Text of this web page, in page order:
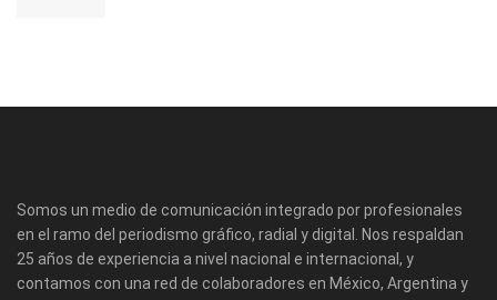
Somos un medio de comunicación integrado por profesionales
en el ramo del periodismo gráfico, radial y digital. Nos respaldan
25 años de experiencia a nivel nacional e internacional, y
contamos con una red de colaboradores en México, Argentina y